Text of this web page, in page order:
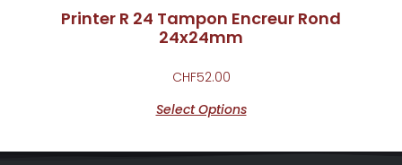
Printer R 24 Tampon Encreur Rond
24x24mm
CHF52.00
Select Options